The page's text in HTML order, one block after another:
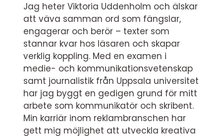
Jag heter Viktoria Uddenholm och älskar
att väva samman ord som fängslar,
engagerar och berör – texter som
stannar kvar hos läsaren och skapar
verklig koppling. Med en examen i
medie- och kommunikationsvetenskap
samt journalistik från Uppsala universitet
har jag byggt en gedigen grund för mitt
arbete som kommunikatör och skribent.
Min karriär inom reklambranschen har
gett mig möjlighet att utveckla kreativa